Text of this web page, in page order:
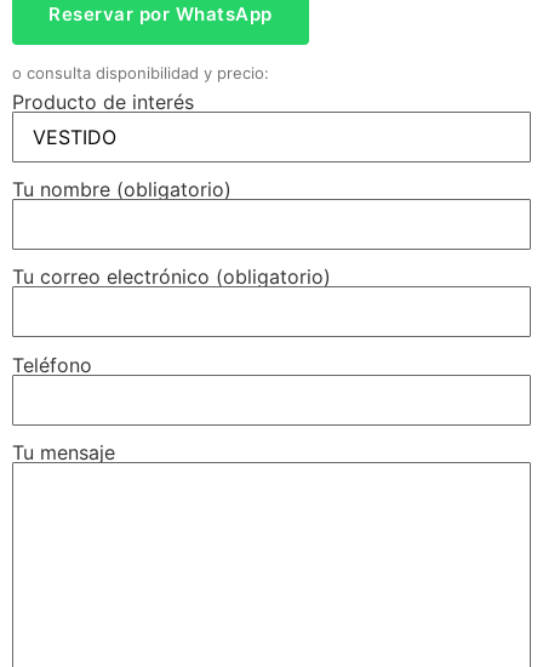
Reservar por WhatsApp
o consulta disponibilidad y precio:
Producto de interés
Tu nombre (obligatorio)
Tu correo electrónico (obligatorio)
Teléfono
Tu mensaje